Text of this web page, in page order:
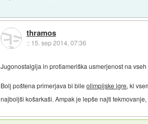
thramos
:: 15. sep 2014, 07:36
Jugonostalgija in protiameriška usmerjenost na vseh
Bolj poštena primerjava bi bileolimpijske igre, ki
najboljši košarkaši. Ampak je lepše najti